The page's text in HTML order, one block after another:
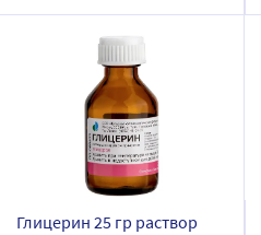
Глицерин 25 гр раствор